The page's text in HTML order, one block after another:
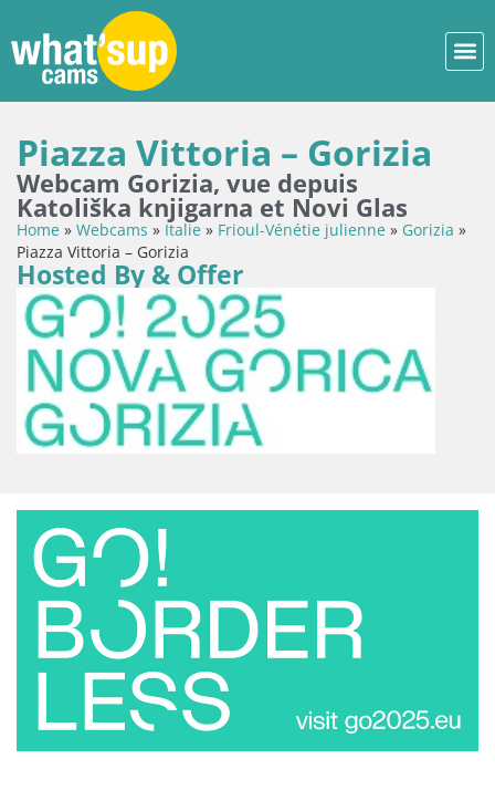
Piazza Vittoria – Gorizia
Webcam Gorizia, vue depuis
Katoliška knjigarna et Novi Glas
Home » Webcams » Italie » Frioul-Vénétie julienne » Gorizia »
Piazza Vittoria – Gorizia
Hosted By & Offer